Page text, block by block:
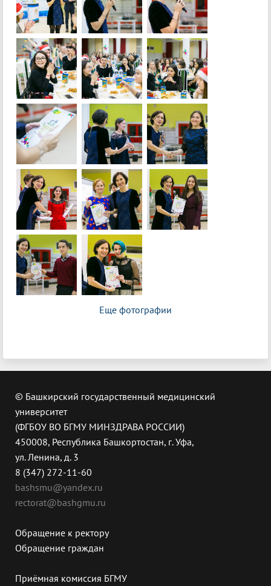
Еще фотографии
© Башкирский государственный медицинский
университет
(ФГБОУ ВО БГМУ МИНЗДРАВА РОССИИ)
450008, Республика Башкортостан, г. Уфа,
ул. Ленина, д. 3
8 (347) 272-11-60
bashsmu@yandex.ru
rectorat@bashgmu.ru
Обращение к ректору
Обращение граждан
Приёмная комиссия БГМУ